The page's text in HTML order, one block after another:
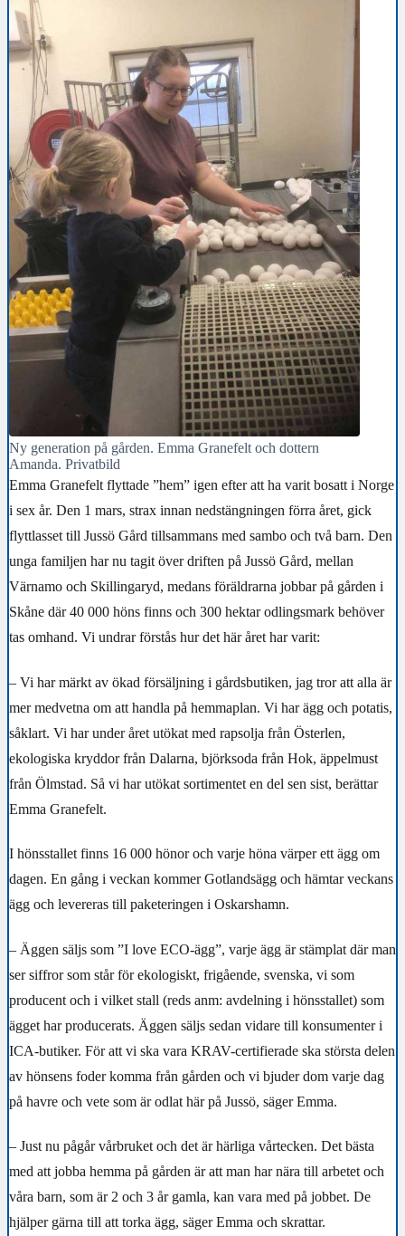
Ny generation på gården. Emma Granefelt och dottern
Amanda. Privatbild
Emma Granefelt flyttade ”hem” igen efter att ha varit bosatt i Norge
i sex år. Den 1 mars, strax innan nedstängningen förra året, gick
flyttlasset till Jussö Gård tillsammans med sambo och två barn. Den
unga familjen har nu tagit över driften på Jussö Gård, mellan
Värnamo och Skillingaryd, medans föräldrarna jobbar på gården i
Skåne där 40 000 höns finns och 300 hektar odlingsmark behöver
tas omhand. Vi undrar förstås hur det här året har varit:
– Vi har märkt av ökad försäljning i gårdsbutiken, jag tror att alla är
mer medvetna om att handla på hemmaplan. Vi har ägg och potatis,
såklart. Vi har under året utökat med rapsolja från Österlen,
ekologiska kryddor från Dalarna, björksoda från Hok, äppelmust
från Ölmstad. Så vi har utökat sortimentet en del sen sist, berättar
Emma Granefelt.
I hönsstallet finns 16 000 hönor och varje höna värper ett ägg om
dagen. En gång i veckan kommer Gotlandsägg och hämtar veckans
ägg och levereras till paketeringen i Oskarshamn.
– Äggen säljs som ”I love ECO-ägg”, varje ägg är stämplat där man
ser siffror som står för ekologiskt, frigående, svenska, vi som
producent och i vilket stall (reds anm: avdelning i hönsstallet) som
ägget har producerats. Äggen säljs sedan vidare till konsumenter i
ICA-butiker. För att vi ska vara KRAV-certifierade ska största delen
av hönsens foder komma från gården och vi bjuder dom varje dag
på havre och vete som är odlat här på Jussö, säger Emma.
– Just nu pågår vårbruket och det är härliga vårtecken. Det bästa
med att jobba hemma på gården är att man har nära till arbetet och
våra barn, som är 2 och 3 år gamla, kan vara med på jobbet. De
hjälper gärna till att torka ägg, säger Emma och skrattar.